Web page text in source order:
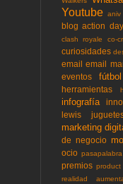
Youtube aniv
blog action day
clash royale co-
curiosidades
email email
eventos
fútbol
herramientas
infografía
lewis
marketing
de negocio
ocio pasapalabra
premios product
realidad